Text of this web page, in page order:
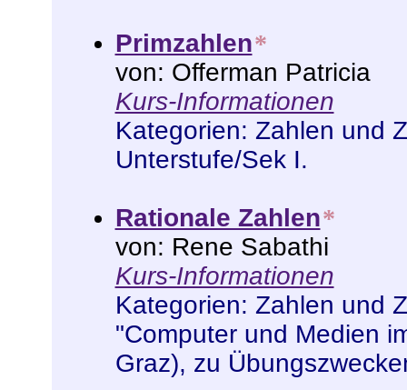
Primzahlen*
von: Offerman Patricia
Kurs-Informationen
Kategorien: Zahlen und
Unterstufe/Sek I.
Rationale Zahlen*
von: Rene Sabathi
Kurs-Informationen
Kategorien: Zahlen und
"Computer und Medien
Graz), zu